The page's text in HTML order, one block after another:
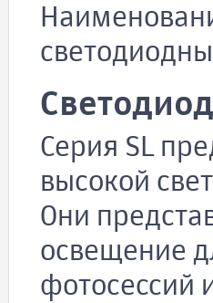
Серия SL
высокой
Они
освещение
фотосессий